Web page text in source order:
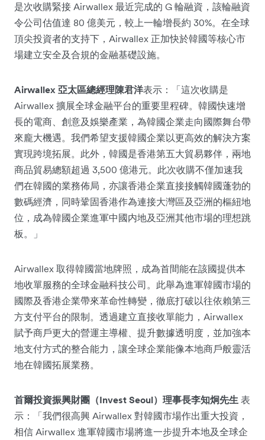
是次收購緊接 Airwallex 最近完成的 G 輪融資，該輪融資
令公司估值達 80 億美元，較上一輪增長約 30%。在全球
頂尖投資者的支持下，Airwallex 正加快於韓國等核心市
場建立安全及合規的金融基礎設施。
Airwallex 亞太區總經理陳君洋表示：「這次收購是
Airwallex 擴展全球金融平台的重要里程碑。韓國快速增
長的電商、創意及娛樂產業，為韓國企業走向國際舞台帶
來龐大機遇。我們希望支援韓國企業以更高效的解決方案
實現跨境拓展。此外，韓國是香港第五大貿易夥伴，兩地
商品貿易總額超過 3,500 億港元。此次收購不僅加速我
們在韓國的業務佈局，亦讓香港企業直接接觸韓國蓬勃的
數碼經濟，同時鞏固香港作為連接大灣區及亞洲的樞紐地
位，成為韓國企業進軍中國内地及亞洲其他市場的理想跳
板。」
Airwallex 取得韓國當地牌照，成為首間能在該國提供本
地收單服務的全球金融科技公司。此舉為進軍韓國市場的
國際及香港企業帶來革命性轉變，徹底打破以往依賴第三
方支付平台的限制。透過建立直接收單能力，Airwallex
賦予商戶更大的營運主導權、提升數據透明度，並加強本
地支付方式的整合能力，讓全球企業能像本地商戶般靈活
地在韓國拓展業務。
首爾投資振興財團（Invest Seoul）理事長李知炯先生 表
示：「我們很高興 Airwallex 對韓國市場作出重大投資，
相信 Airwallex 進軍韓國市場將進一步提升本地及全球企